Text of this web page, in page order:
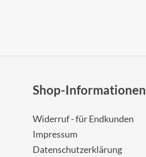
Shop-Informationen
Widerruf - für Endkunden
Impressum
Datenschutzerklärung